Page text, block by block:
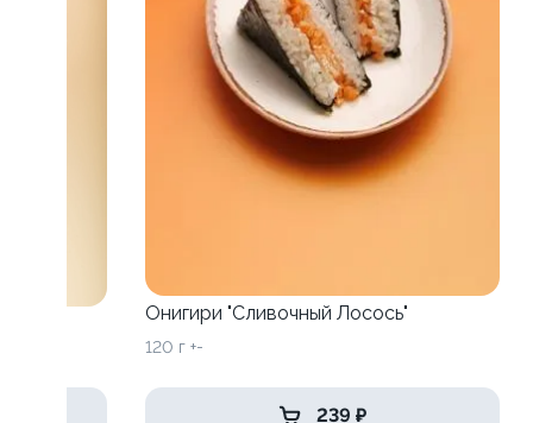
Онигири "Сливочный Лосось"
120 г +-
239 ₽